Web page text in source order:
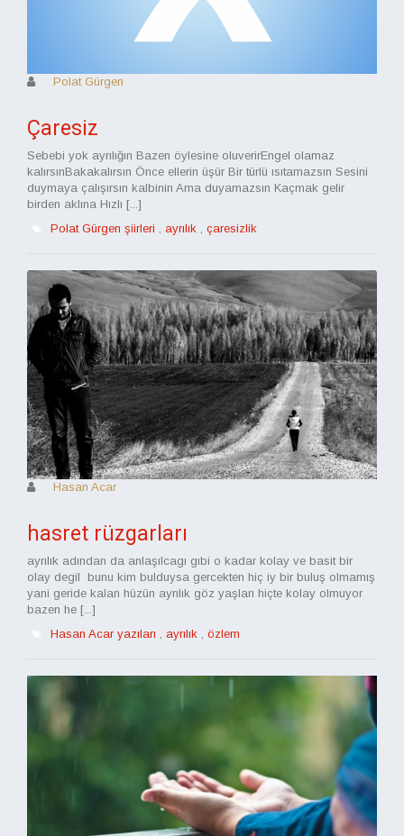
Polat Gürgen
Çaresiz
Sebebi yok ayrılığın Bazen öylesine oluverirEngel olamaz
kalırsınBakakalırsın Önce ellerin üşür Bir türlü ısıtamazsın Sesini
duymaya çalışırsın kalbinin Ama duyamazsın Kaçmak gelir
birden aklına Hızlı [...]
Polat Gürgen şiirleri
ayrılık çaresizlik
Hasan Acar
hasret rüzgarları
ayrılık adından da anlaşılcagı gıbi o kadar kolay ve basit bir
olay degil bunu kim bulduysa gercekten hiç iy bir buluş olmamış
yani geride kalan hüzün ayrılık göz yaşları hiçte kolay olmuyor
bazen he [...]
Hasan Acar yazıları , ayrılık, özlem